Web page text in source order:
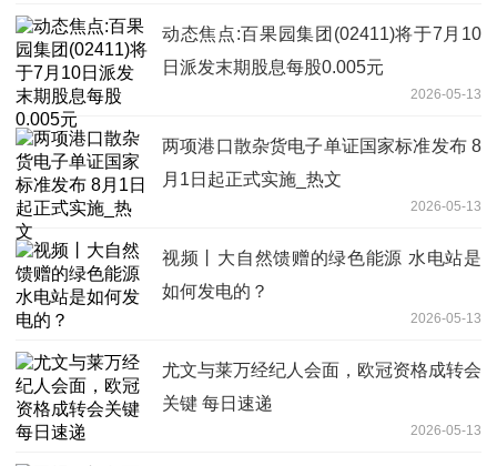
动态焦点:百果园集团(02411)将于7月10
日派发末期股息每股0.005元
2026-05-13
两项港口散杂货电子单证国家标准发布 8
月1日起正式实施_热文
2026-05-13
视频丨大自然馈赠的绿色能源 水电站是
如何发电的？
2026-05-13
尤文与莱万经纪人会面，欧冠资格成转会
关键 每日速递
2026-05-13